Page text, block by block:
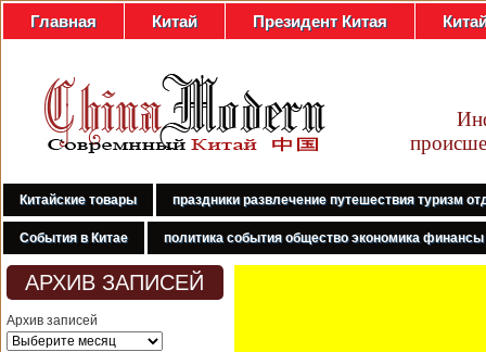
Главная Китай Президент Китая
Китайские товары праздники развлечение путешествия туризм
События в Китае политика события общество экономика финансы
АРХИВ ЗАПИСЕЙ
Архив записей